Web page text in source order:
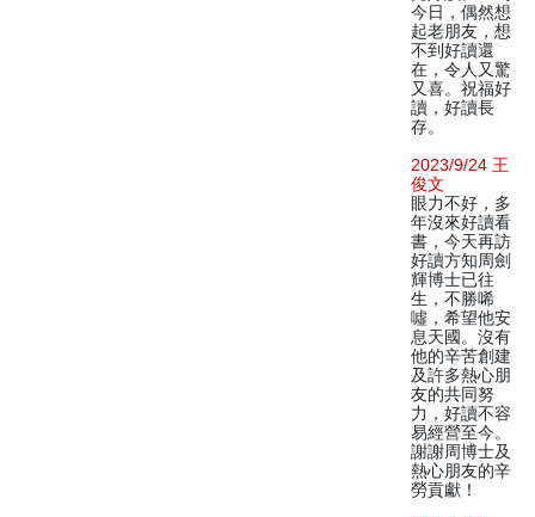
今日，偶然想
起老朋友，想
不到好讀還
在，令人又驚
又喜。祝福好
讀，好讀長
存。
2023/9/24 王
俊文
眼力不好，多
年沒來好讀看
書，今天再訪
好讀方知周劍
輝博士已往
生，不勝唏
噓，希望他安
息天國。沒有
他的辛苦創建
及許多熱心朋
友的共同努
力，好讀不容
易經營至今。
謝謝周博士及
熱心朋友的辛
勞貢獻！